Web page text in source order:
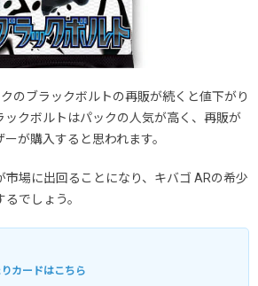
のブラックボルトの再販が続くと値下がり
ックボルトはパックの人気が高く、再販が
が購入すると思われます。
市場に出回ることになり、キバゴ ARの希少
でしょう。
カードはこちら